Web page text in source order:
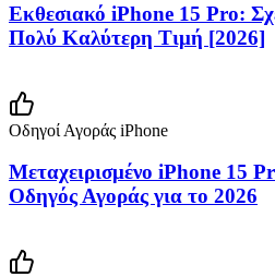
Εκθεσιακό iPhone 15 Pro:
Πολύ Καλύτερη Τιμή [2026]
Οδηγοί Αγοράς iPhone
Μεταχειρισμένο iPhone 15
Οδηγός Αγοράς για το 2026